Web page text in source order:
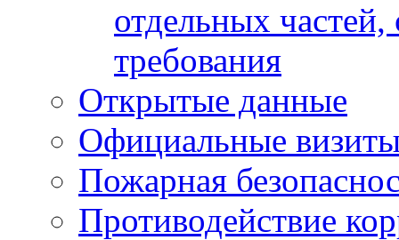
отдельных
требования
Открытые данные
Официальные
Пожарная
Противодействие